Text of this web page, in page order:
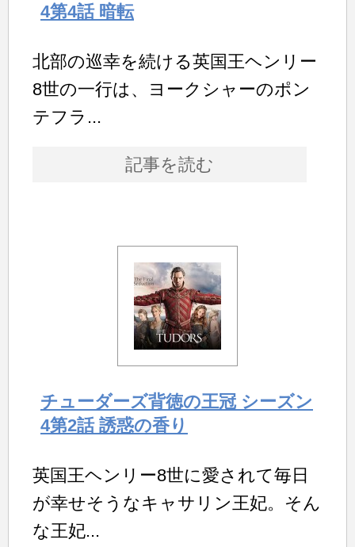
4第4話 暗転
北部の巡幸を続ける英国王ヘンリー
8世の一行は、ヨークシャーのポン
テフラ...
記事を読む
チューダーズ背徳の王冠 シーズン
4第2話 誘惑の香り
英国王ヘンリー8世に愛されて毎日
が幸せそうなキャサリン王妃。そん
な王妃...